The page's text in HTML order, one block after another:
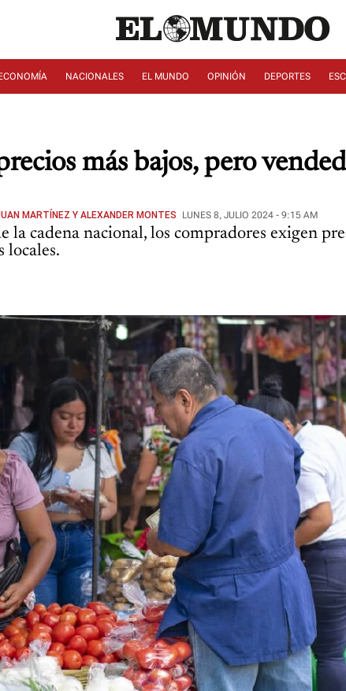
NACIONALES EL MUNDO OPINIÓN DEPORTES
más bajos, pero
MARTÍNEZ Y ALEXANDER MONTES LUNES 8, JULIO 2024 - 9:15 AM
la cadena nacional, los compradores exigen
locales.